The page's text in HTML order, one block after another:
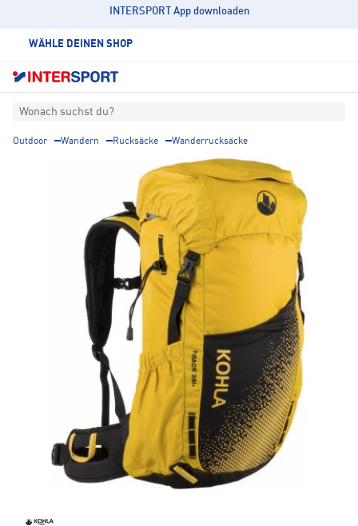
INTERSPORT App downloaden
WÄHLE DEINEN SHOP
Wonach suchst du?
Outdoor Wandern Rucksäcke Wanderrucksäcke